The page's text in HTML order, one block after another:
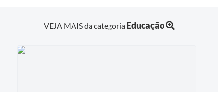
VEJA MAIS da categoria Educação